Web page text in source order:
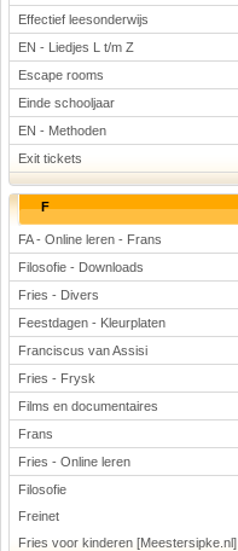
Effectief leesonderwijs
EN - Liedjes L t/m Z
Escape rooms
Einde schooljaar
EN - Methoden
Exit tickets
F
FA - Online leren - Frans
Filosofie - Downloads
Fries - Divers
Feestdagen - Kleurplaten
Franciscus van Assisi
Fries - Frysk
Films en documentaires
Frans
Fries - Online leren
Filosofie
Freinet
Fries voor kinderen [Meestersipke.nl]